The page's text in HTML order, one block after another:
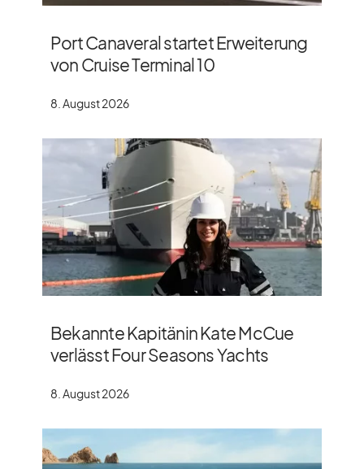
Port Canaveral startet Erweiterung
von Cruise Terminal 10
8. August 2026
Bekannte Kapitänin Kate McCue
verlässt Four Seasons Yachts
8. August 2026